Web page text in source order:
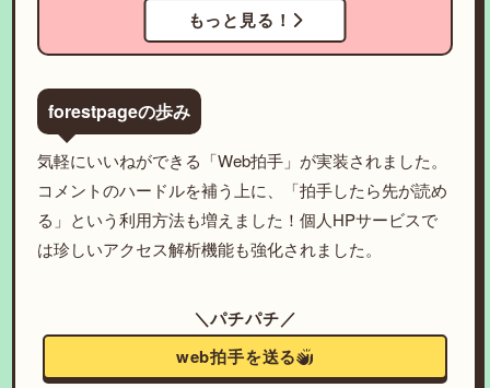
もっと見る！
forestpageの歩み
気軽にいいねができる「Web拍手」が実装されました。
コメントのハードルを補う上に、「拍手したら先が読め
る」という利用方法も増えました！個人HPサービスで
は珍しいアクセス解析機能も強化されました。
＼パチパチ／
web拍手を送る